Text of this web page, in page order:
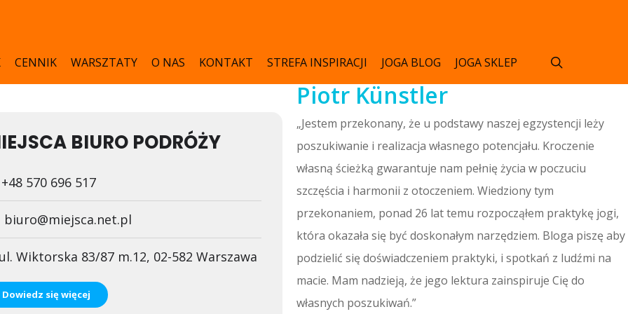
CENNIK WARSZTATY O NAS KONTAKT STREFA INSPIRACJI JOGA BLOG JOGA SKLEP
BIURO PODRÓŻY
+48 570 696 517
biuro@miejsca.net.pl
ul. Wiktorska 83/87 m.12, 02-582 Warszawa
Dowiedz się więcej
Piotr Künstler
„Jestem przekonany, że u podstawy naszej egzystencji leży
poszukiwanie i realizacja własnego potencjału. Kroczenie
własną ścieżką gwarantuje nam pełnię życia w poczuciu
szczęścia i harmonii z otoczeniem. Wiedziony tym
przekonaniem, ponad 26 lat temu rozpocząłem praktykę jogi,
która okazała się być doskonałym narzędziem. Bloga piszę aby
podzielić się doświadczeniem praktyki, i spotkań z ludźmi na
macie. Mam nadzieją, że jego lektura zainspiruje Cię do
własnych poszukiwań.”